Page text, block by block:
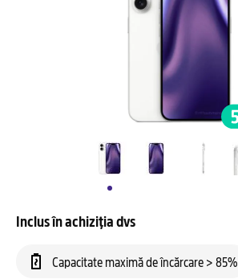
Inclus în achiziția dvs
Capacitate maximă de încărcare > 85%